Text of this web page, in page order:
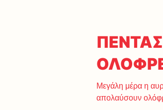
Μεγάλη μέρα η
απολαύσουν